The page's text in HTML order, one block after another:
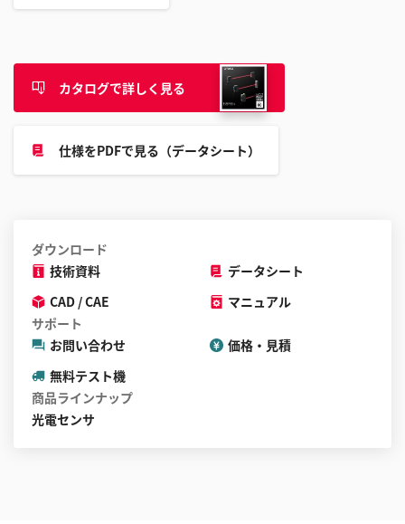
カタログで詳しく見る
仕様をPDFで見る（データシート）
ダウンロード
技術資料
データシート
CAD / CAE
マニュアル
サポート
お問い合わせ
価格・見積
無料テスト機
商品ラインナップ
光電センサ